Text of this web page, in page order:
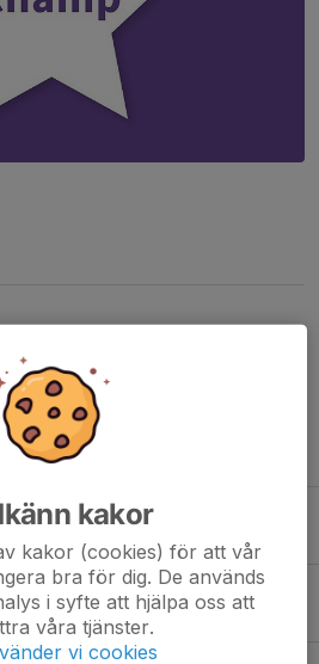
matchade under taket
träning ikväll onsdag
kakor
kakor (cookies) för att vår
bra för dig. De används
i syfte att hjälpa oss att
våra tjänster.
vi cookies